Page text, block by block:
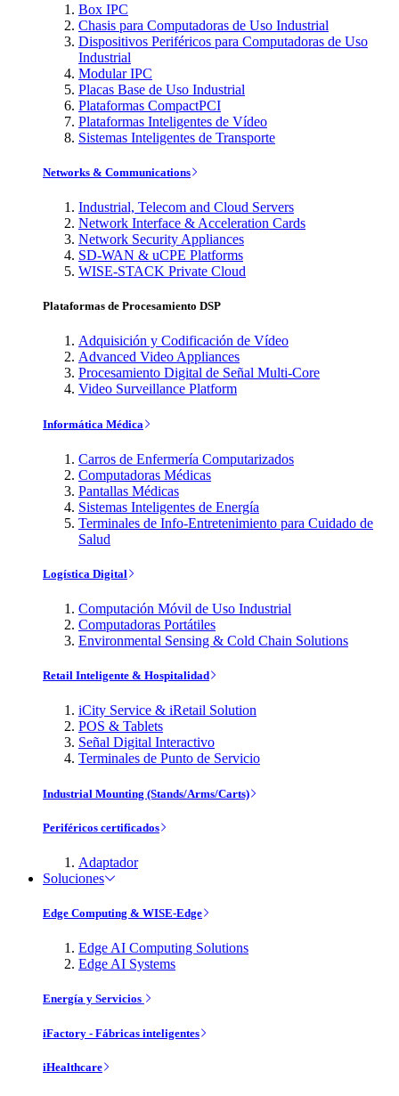
Box IPC
Chasis para Computadoras de Uso Industrial
Dispositivos Periféricos para Computadoras de Uso
Industrial
Modular IPC
Placas Base de Uso Industrial
Plataformas CompactPCI
Plataformas Inteligentes de Vídeo
Sistemas Inteligentes de Transporte
Networks & Communications
Industrial, Telecom and Cloud Servers
Network Interface & Acceleration Cards
Network Security Appliances
SD-WAN & uCPE Platforms
WISE-STACK Private Cloud
Plataformas de Procesamiento DSP
Adquisición y Codificación de Vídeo
Advanced Video Appliances
Procesamiento Digital de Señal Multi-Core
Video Surveillance Platform
Informática Médica
Carros de Enfermería Computarizados
Computadoras Médicas
Pantallas Médicas
Sistemas Inteligentes de Energía
Terminales de Info-Entretenimiento para Cuidado de
Salud
Logística Digital
Computación Móvil de Uso Industrial
Computadoras Portátiles
Environmental Sensing & Cold Chain Solutions
Retail Inteligente & Hospitalidad
iCity Service & iRetail Solution
POS & Tablets
Señal Digital Interactivo
Terminales de Punto de Servicio
Industrial Mounting (Stands/Arms/Carts)
Periféricos certificados
Adaptador
Soluciones
Edge Computing & WISE-Edge
Edge AI Computing Solutions
Edge AI Systems
Energía y Servicios
iFactory - Fábricas inteligentes
iHealthcare